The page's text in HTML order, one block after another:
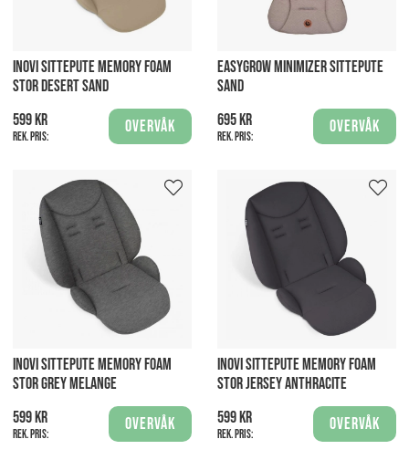
INOVI SITTEPUTE MEMORY FOAM
STOR DESERT SAND
599 kr
Rek. pris:
Overvåk
EASYGROW MINIMIZER SITTEPUTE
SAND
695 kr
Rek. pris:
Overvåk
INOVI SITTEPUTE MEMORY FOAM
STOR GREY MELANGE
599 kr
Rek. pris:
Overvåk
INOVI SITTEPUTE MEMORY FOAM
STOR JERSEY ANTHRACITE
599 kr
Rek. pris:
Overvåk